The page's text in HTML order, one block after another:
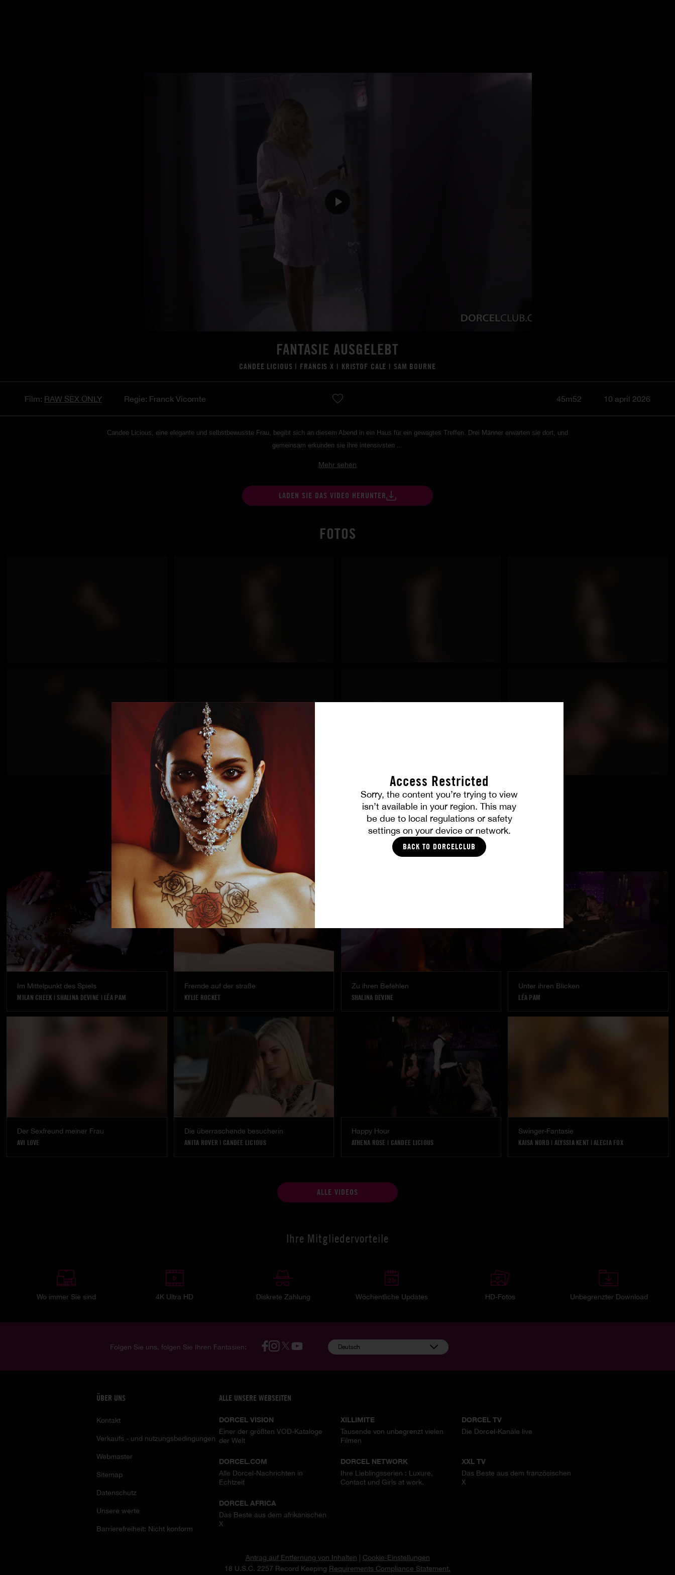
Access Restricted
Sorry, the content you’re trying to view
isn’t available in your region. This may
be due to local regulations or safety
settings on your device or network.
BACK TO DORCELCLUB
FANTASIE AUSGELEBT
CANDEE LICIOUS | FRANCIS X | KRISTOF CALE | SAM BOURNE
Film: RAW SEX ONLY Regie: Franck Vicomte 45m52 10 april 2026
Candee Licious, eine elegante und selbstbewusste Frau, begibt sich an diesem Abend in ein Haus für ein gewagtes Treffen. Drei Männer erwarten sie dort, und
gemeinsam erkunden sie ihre intensivsten ...
Mehr sehen
LADEN SIE DAS VIDEO HERUNTER
FOTOS
DIES SOLLTE IHNEN GEFALLEN
Im Mittelpunkt des Spiels
MILAN CHEEK | SHALINA DEVINE | LÉA PAM
Fremde auf der straße
KYLIE ROCKET
Zu ihren Befehlen
SHALINA DEVINE
Unter ihren Blicken
LÉA PAM
Der Sexfreund meiner Frau
AVI LOVE
Die überraschende besucherin
ANITA ROVER | CANDEE LICIOUS
Happy Hour
ATHENA ROSE | CANDEE LICIOUS
Swinger-Fantasie
KAISA NORD | ALYSSIA KENT |ALECIA FOX
ALLE VIDEOS
Ihre Mitgliedervorteile
Wo immer Sie sind 4K Ultra HD Diskrete Zahlung Wöchentliche Updates HD-Fotos Unbegrenzter Download
Folgen Sie uns, folgen Sie Ihren Fantasien: Deutsch
ÜBER UNS
Kontakt
Verkaufs - und nutzungsbedingungen
Webmaster
Sitemap
Datenschutz
Unsere werte
Barrierefreiheit: Nicht konform
ALLE UNSERE WEBSEITEN
DORCEL VISION
Einer der größten VOD-Kataloge
der Welt
XILLIMITE
Tausende von unbegrenzt vielen
Filmen
DORCEL TV
Die Dorcel-Kanäle live
DORCEL.COM
Alle Dorcel-Nachrichten in
Echtzeit
DORCEL NETWORK
Ihre Lieblingsserien : Luxure,
Contact und Girls at work.
XXL TV
Das Beste aus dem französischen
X
DORCEL AFRICA
Das Beste aus dem afrikanischen
X
Antrag auf Entfernung von Inhalten
Cookie-Einstellungen
18 U.S.C. 2257 Record Keeping Requirements Compliance Statement.